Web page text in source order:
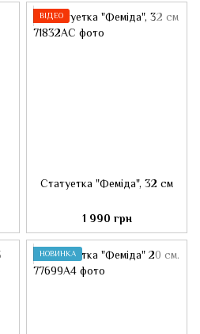
ВІДЕО
Статуетка "Феміда", 32 см
1 990 грн
НОВИНКА